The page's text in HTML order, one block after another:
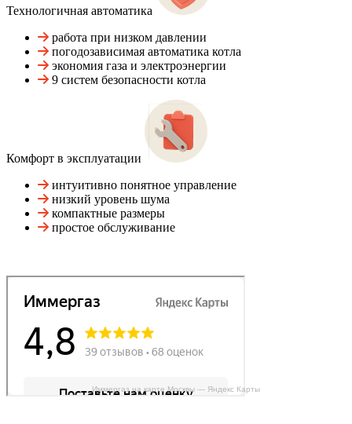
Технологичная автоматика
работа при низком давлении
погодозависимая автоматика котла
экономия газа и электроэнергии
9 систем безопасности котла
Комфорт в эксплуатации
интуитивно понятное управление
низкий уровень шума
компактные размеры
простое обслуживание
Иммергаз на карте Москвы — Яндекс Карты